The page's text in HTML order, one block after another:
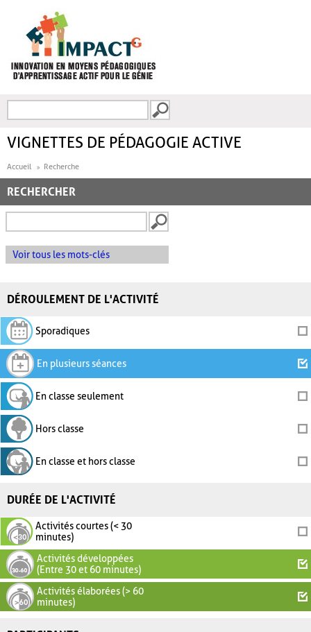
FORMULAIRE DE
VIGNETTES DE PÉDAGOGIE ACTIVE
Accueil Recherche
RECHERCHER
Voir tous les mots-clés
DÉROULEMENT DE L'ACTIVITÉ
Sporadiques
En plusieurs séances
En classe seulement
Hors classe
En classe et hors classe
DURÉE DE L'ACTIVITÉ
Activités courtes (< 30
minutes)
Activités développées
(Entre 30 et 60 minutes)
Activités élaborées (> 60
minutes)